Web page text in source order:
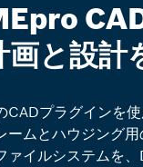
画と設計
CADプラグインを
ームとハウジング
ァイルシステムを